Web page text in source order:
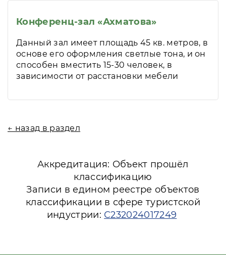
Конференц-зал «Ахматова»
Данный зал имеет площадь 45 кв. метров, в
основе его оформления светлые тона, и он
способен вместить 15-30 человек, в
зависимости от расстановки мебели
← назад в раздел
Аккредитация: Объект прошёл
классификацию
Записи в едином реестре объектов
классификации в сфере туристской
индустрии: С232024017249